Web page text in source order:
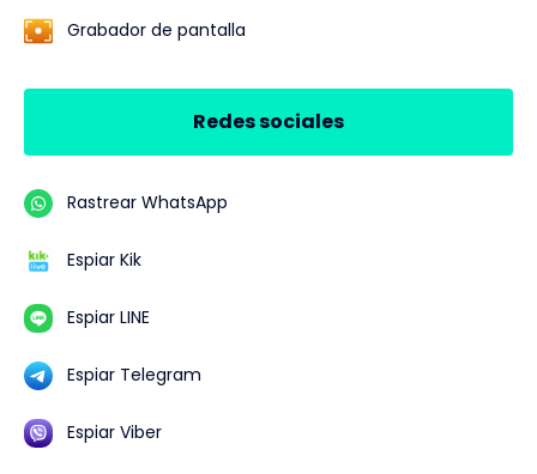
Grabador de pantalla
Redes sociales
Rastrear WhatsApp
Espiar Kik
Espiar LINE
Espiar Telegram
Espiar Viber